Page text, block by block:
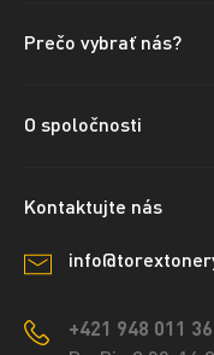
Prečo vybrať nás?
O spoločnosti
Kontaktujte nás
+421 948 011